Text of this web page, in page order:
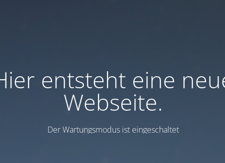
entsteht eine
Webseite.
Der Wartungsmodus ist eingeschaltet